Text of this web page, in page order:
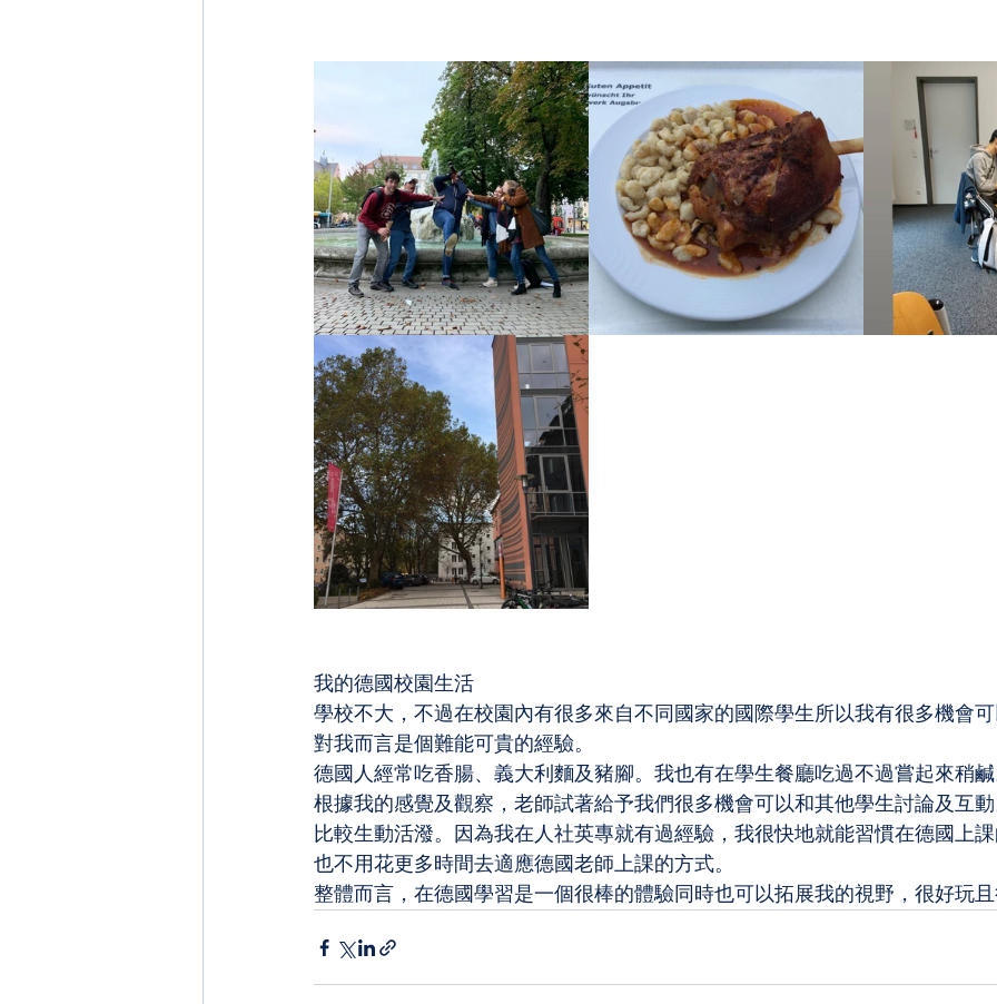
我的德國校園生活
學校不大，不過在校園內有很多來自不同國家的國際學生所以我有很多機會可
對我而言是個難能可貴的經驗。
德國人經常吃香腸、義大利麵及豬腳。我也有在學生餐廳吃過不過嘗起來稍鹹
根據我的感覺及觀察，老師試著給予我們很多機會可以和其他學生討論及互
比較生動活潑。因為我在人社英專就有過經驗，我很快地就能習慣在德國上
也不用花更多時間去適應德國老師上課的方式。
整體而言，在德國學習是一個很棒的體驗同時也可以拓展我的視野，很好玩